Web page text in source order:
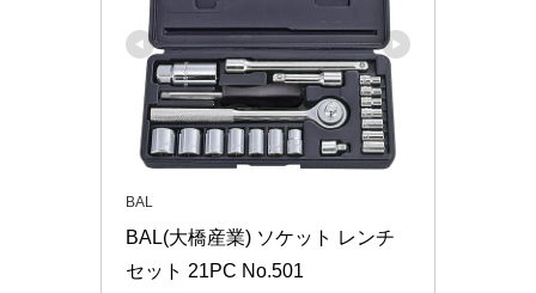
BAL
BAL(大橋産業) ソケット レンチ
セット 21PC No.501